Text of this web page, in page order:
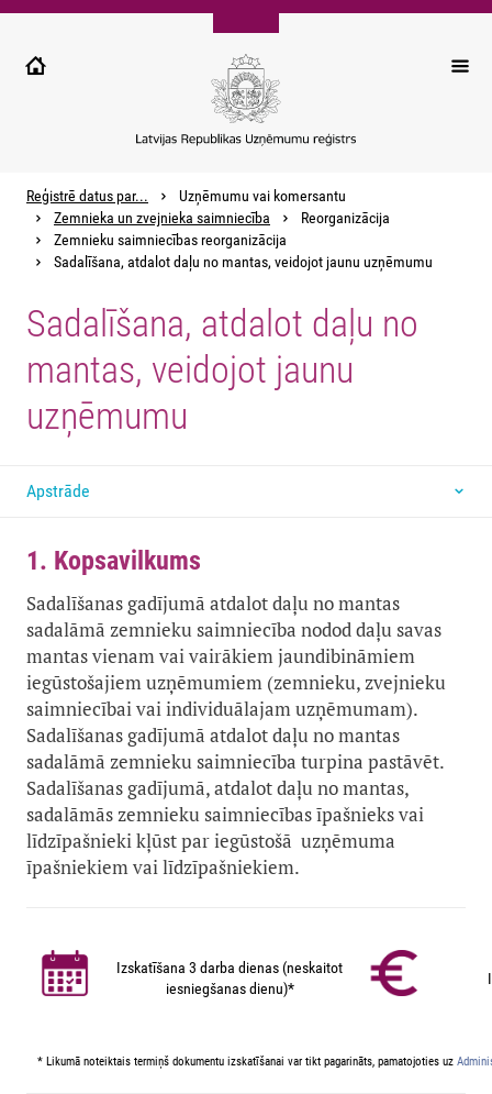
Pārlekt
galveno
Reģistrē datus par...
Uzņēmumu vai komersantu
Zemnieka un zvejnieka saimniecība
Reorganizācija
Zemnieku saimniecības reorganizācija
Sadalīšana, atdalot daļu no mantas, veidojot jaunu uzņēmumu
Sadalīšana, atdalot daļu no
mantas, veidojot jaunu
uzņēmumu
Apstrāde
1. Kopsavilkums
Sadalīšanas gadījumā atdalot daļu no mantas
sadalāmā zemnieku saimniecība nodod daļu savas
mantas vienam vai vairākiem jaundibināmiem
iegūstošajiem uzņēmumiem (zemnieku, zvejnieku
saimniecībai vai individuālajam uzņēmumam).
Sadalīšanas gadījumā atdalot daļu no mantas
sadalāmā zemnieku saimniecība turpina pastāvēt.
Sadalīšanas gadījumā, atdalot daļu no mantas,
sadalāmās zemnieku saimniecības īpašnieks vai
līdzīpašnieki kļūst par iegūstošā uzņēmuma
īpašniekiem vai līdzīpašniekiem.
Izskatīšana 3 darba dienas (neskaitot
iesniegšanas dienu)*
* Likumā noteiktais termiņš dokumentu izskatīšanai var tikt pagarināts, pamatojoties uz